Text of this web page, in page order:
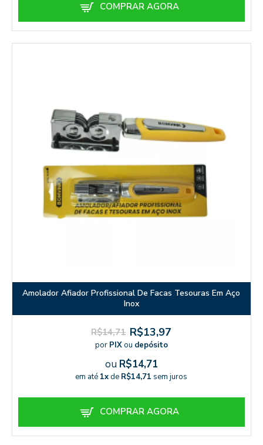
COMPRAR AGORA
Amolador Afiador Profissional De Facas Tesouras Em Aço
Inox
R$14,71 R$13,97
por PIXou depósito
ou R$14,71
em até 1xde R$14,71 sem juros
COMPRAR AGORA